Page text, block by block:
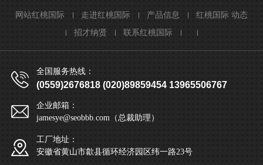
网站红桃国际 走进红桃国际 产品信息
红桃国际 动态
招才纳贤
联系红桃国际
全国服务热线：
(0559)2676818 (020)89859454 13965506767
企业邮箱：
jamesye@seobbb.com（总裁助理）
工厂地址：
安徽省黄山市歙县循环经济园区纬一路23号